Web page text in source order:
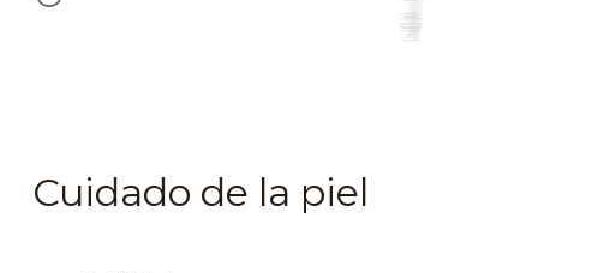
Cuidado de la piel